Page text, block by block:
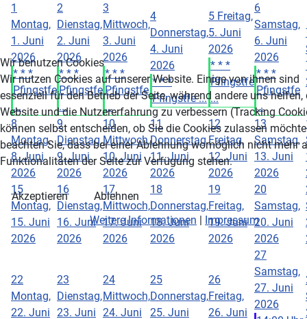
1
Montag,
1. Juni
2026
* * *
Pfingstfe
...
2
Dienstag,
2. Juni
2026
* * *
Pfingstfe
...
3
Mittwoch,
3. Juni
2026
* * *
Pfingstfe
...
4
Donnerstag,
4. Juni
2026
* * *
Pfingstfe ...
5 Freitag,
5. Juni
2026
* * *
Pfingstfe
...
6
Samstag,
6. Juni
2026
* * *
Pfingstfe
...
8
Montag,
8. Juni
2026
9
Dienstag,
9. Juni
2026
10
Mittwoch,
10. Juni
2026
11
Donnerstag,
11. Juni
2026
12
Freitag,
12. Juni
2026
13
Samstag,
13. Juni
2026
15
Montag,
15. Juni
2026
16
Dienstag,
16. Juni
2026
17
Mittwoch,
17. Juni
2026
18
Donnerstag,
18. Juni
2026
19
Freitag,
19. Juni
2026
20
Samstag,
20. Juni
2026
22
Montag,
22. Juni
23
Dienstag,
23. Juni
24
Mittwoch,
24. Juni
25
Donnerstag,
25. Juni
26
Freitag,
26. Juni
27
Samstag,
27. Juni
2026
Wir benutzen Cookies
Wir nutzen Cookies auf unserer Website. Einige von ihnen sind
essenziell für den Betrieb der Seite, während andere uns helfen,
Website und die Nutzererfahrung zu verbessern (Tracking
können selbst entscheiden, ob Sie die Cookies zulassen
beachten Sie, dass bei einer Ablehnung womöglich nicht mehr
Funktionalitäten der Seite zur Verfügung stehen.
Akzeptieren
Ablehnen
Weitere Informationen | Impressum